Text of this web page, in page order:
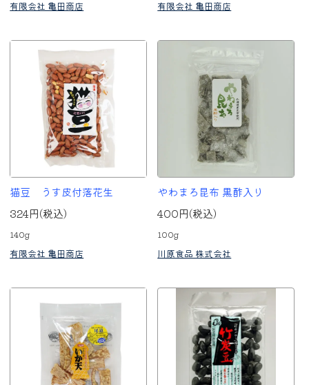
有限会社 亀田商店 有限会社 亀田商店
猫豆 うす皮付落花生
324円(税込)
140g
有限会社 亀田商店
やわまろ昆布 黒酢入り
400円(税込)
100g
川原食品 株式会社